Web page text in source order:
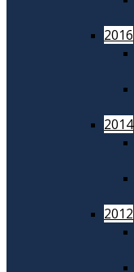
2016
2014
2012